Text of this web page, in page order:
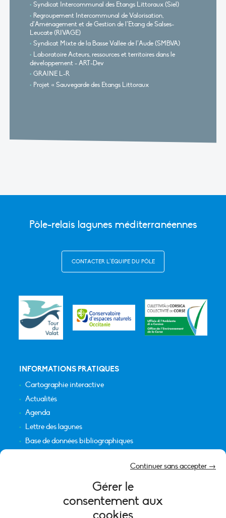
Gérer le
consentement aux
cookies
Continuer sans accepter →
Syndicat Intercommunal des Etangs Littoraux (Siel)
Regroupement Intercommunal de Valorisation,
d’Aménagement et de Gestion de l’Etang de Salses-
Leucate (RIVAGE)
Syndicat Mixte de la Basse Vallée de l’Aude (SMBVA)
Laboratoire Acteurs, ressources et territoires dans le
développement - ART-Dev
GRAINE L-R
Projet « Sauvegarde des Etangs Littoraux
Pôle-relais lagunes méditerranéennes
CONTACTER L’ÉQUIPE DU PÔLE
INFORMATIONS PRATIQUES
Cartographie interactive
Actualités
Agenda
Lettre des lagunes
Base de données bibliographiques
Mentions légales